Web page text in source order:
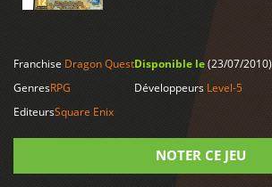
Franchise Dragon Quest
GenresRPG
EditeursSquare Enix
Disponible le(23/07/2010)
Développeurs Level-5
NOTER CE JEU